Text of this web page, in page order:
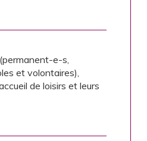
e-s,
et volontaires),
de loisirs et leurs